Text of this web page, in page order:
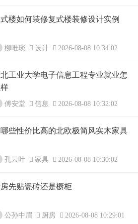
楼如何装修复式楼装修设计实例
柳唯琰 设计 2026-08-08 10:34:02
工业大学电子信息工程专业就业怎
傅安堂 信息 2026-08-08 10:32:02
些性价比高的北欧极简风实木家具
孔云叶 家具 2026-08-08 10:30:02
房先贴瓷砖还是橱柜
公孙中眉 厨房 2026-08-08 10:29:01